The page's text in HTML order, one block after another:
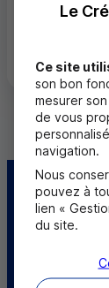
Centre
Le
Ce site
son bon
mesurer
de vous
navigation.
Nous
pouvez à
lien «
du site.